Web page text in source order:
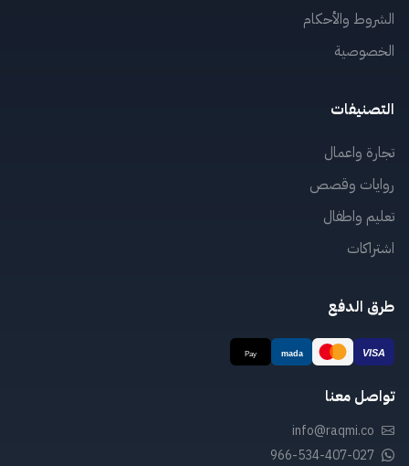
الشروط والأحكام
الخصوصية
التصنيفات
تجارة واعمال
روايات وقصص
تعليم واطفال
اشتراكات
طرق الدفع
تواصل معنا
info@raqmi.co
966-534-407-027